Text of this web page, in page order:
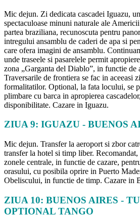
Mic dejun. Zi dedicata cascadei Iguazu,
spectaculoase minuni naturale ale
partea braziliana, recunoscuta pentru
intregului ansamblu de caderi de apa si
care ofera imagini de ansamblu.
unde traseele si pasarelele permit
zona „Garganta del Diablo”, in functie de
Traversarile de frontiera se fac in aceeasi
formalitatilor. Optional, la fata locului, se
plimbare cu barca in apropierea
disponibilitate. Cazare in Iguazu.
ZIUA 9: IGUAZU - BUENOS
Mic dejun. Transfer la aeroport si zbor
transfer la hotel si timp liber.
zonele centrale, in functie de cazare,
orasului, cu posibila oprire in Puerto
Obeliscului, in functie de timp. Cazare in
ZIUA 10: BUENOS AIRES -
OPTIONAL TANGO